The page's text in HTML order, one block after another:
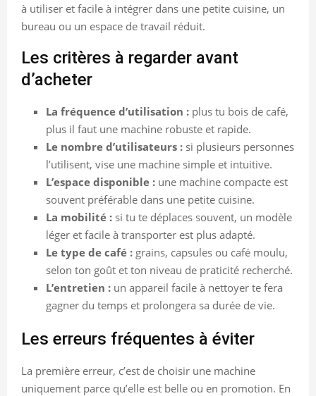
à utiliser et facile à intégrer dans une petite cuisine, un
bureau ou un espace de travail réduit.
Les critères à regarder avant
d’acheter
La fréquence d’utilisation : plus tu bois de café,
plus il faut une machine robuste et rapide.
Le nombre d’utilisateurs : si plusieurs personnes
l’utilisent, vise une machine simple et intuitive.
L’espace disponible : une machine compacte est
souvent préférable dans une petite cuisine.
La mobilité : si tu te déplaces souvent, un modèle
léger et facile à transporter est plus adapté.
Le type de café : grains, capsules ou café moulu,
selon ton goût et ton niveau de praticité recherché.
L’entretien : un appareil facile à nettoyer te fera
gagner du temps et prolongera sa durée de vie.
Les erreurs fréquentes à éviter
La première erreur, c’est de choisir une machine
uniquement parce qu’elle est belle ou en promotion. En